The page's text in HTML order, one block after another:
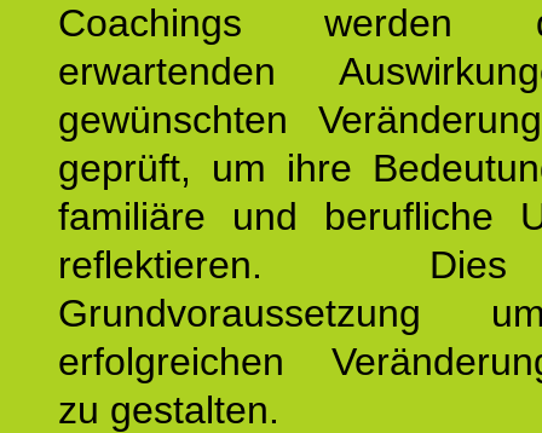
Coachings
erwartenden
gewünschten
geprüft, um ihre
familiäre und berufliche
reflektieren.
Grundvoraussetzung
erfolgreichen
zu gestalten.